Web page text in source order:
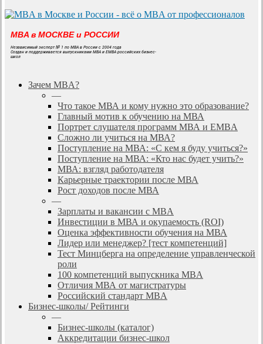
MBA в МОСКВЕ и РОССИИ
Независимый эксперт № 1 по MBA в России с 2004 года
Создан и поддерживается выпускниками MBA и EMBA российских бизнес-
школ
search
Menu
Зачем MBA?
—
Что такое МВА и кому нужно это образование?
Главный мотив к обучению на МВА
Портрет слушателя программ МВА и EMBA
Сложно ли учиться на МВА?
Поступление на МВА: «С кем я буду учиться?»
Поступление на МВА: «Кто нас будет учить?»
МВА: взгляд работодателя
Карьерные траектории после МВА
Рост доходов после МВА
—
Зарплаты и вакансии с MBA
Инвестиции в МВА и окупаемость (ROI)
Оценка эффективности обучения на МВА
Лидер или менеджер? [тест компетенций]
Тест Минцберга на определение управленческой
роли
100 компетенций выпускника MBA
Отличия МВА от магистратуры
Российский стандарт MBA
Бизнес-школы/ Рейтинги
—
Бизнес-школы (каталог)
Аккредитации бизнес-школ